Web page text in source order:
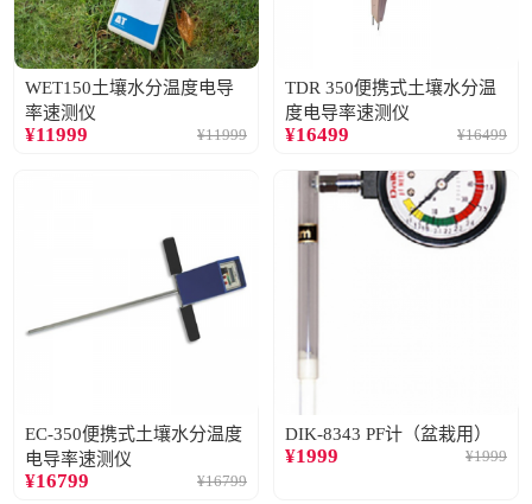
WET150土壤水分温度电导
率速测仪
¥11999 ¥11999
TDR 350便携式土壤水分温
度电导率速测仪
¥16499 ¥16499
EC-350便携式土壤水分温度
电导率速测仪
¥16799 ¥16799
DIK-8343 PF计（盆栽用）
¥1999 ¥1999